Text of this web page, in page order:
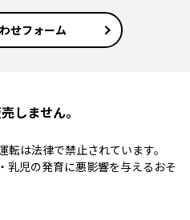
せフォーム
しません。
は法律で禁止されています。
乳児の発育に悪影響を与えるおそ